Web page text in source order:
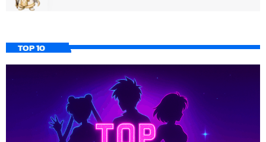
TOP 10